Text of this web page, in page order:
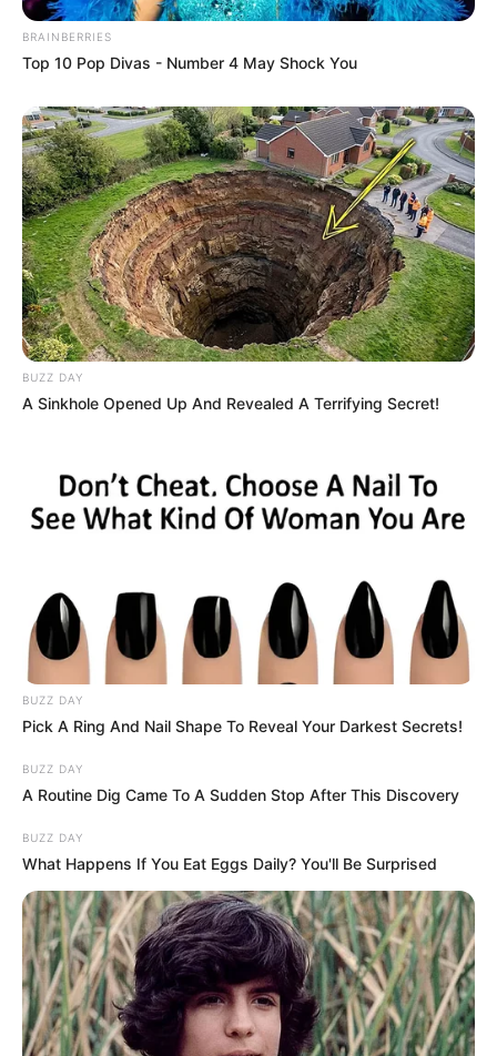
BRAINBERRIES
Top 10 Pop Divas - Number 4 May Shock You
BUZZ DAY
A Sinkhole Opened Up And Revealed A Terrifying Secret!
BUZZ DAY
Pick A Ring And Nail Shape To Reveal Your Darkest Secrets!
BUZZ DAY
A Routine Dig Came To A Sudden Stop After This Discovery
BUZZ DAY
What Happens If You Eat Eggs Daily? You'll Be Surprised